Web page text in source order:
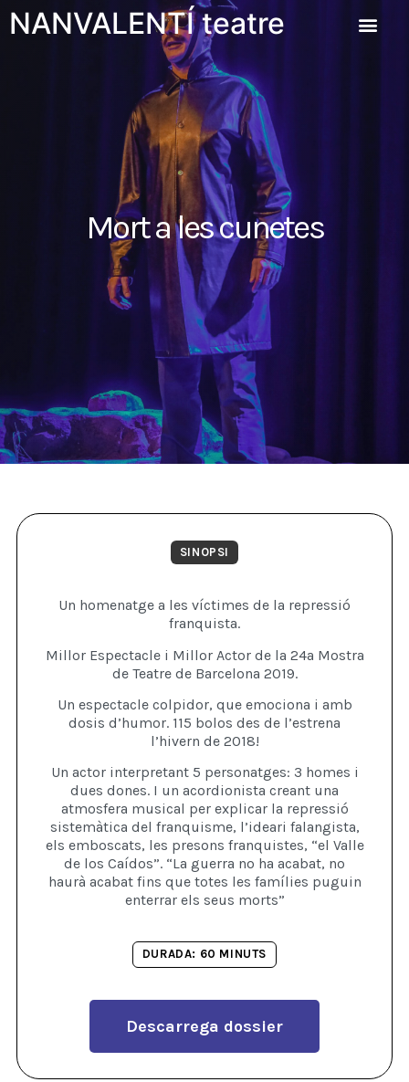
NANVALENTÍ teatre
Mort a les cunetes
SINOPSI
Un homenatge a les víctimes de la repressió
franquista.
Millor Espectacle i Millor Actor de la 24a Mostra
de Teatre de Barcelona 2019.
Un espectacle colpidor, que emociona i amb
dosis d’humor. 115 bolos des de l’estrena
l’hivern de 2018!
Un actor interpretant 5 personatges: 3 homes i
dues dones. I un acordionista creant una
atmosfera musical per explicar la repressió
sistemàtica del franquisme, l’ideari falangista,
els emboscats, les presons franquistes, “el Valle
de los Caídos”. “La guerra no ha acabat, no
haurà acabat fins que totes les famílies puguin
enterrar els seus morts”
DURADA: 60 MINUTS
Descarrega dossier